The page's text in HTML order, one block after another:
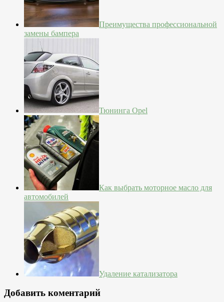
Преимущества профессиональной
замены бампера
Тюнинга Opel
Как выбрать моторное масло для
автомобилей
Удаление катализатора
Добавить коментарий